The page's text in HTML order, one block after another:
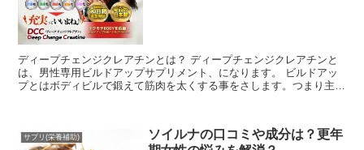
ディープチェンジクレアチンとは？ ディープチェンジクレアチンと
は、男性専用ビルドアップサプリメント、になります。 ビルドアッ
プとはボディビルで鍛えて筋肉を太くする事をさします。つまり主に
サプリ(栄養補助)
ソイルナの口コミや成分は？更年